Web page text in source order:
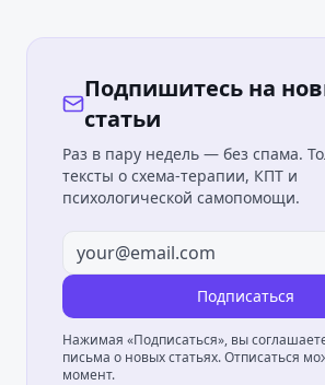
Подпишитесь на
статьи
Раз в пару недель — без спама.
тексты о схема-терапии, КПТ и
психологической самопомощи.
Подписаться
Нажимая «Подписаться», вы
письма о новых статьях. Отписаться
момент.